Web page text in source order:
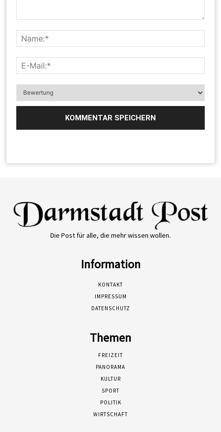
Die Post für alle, die mehr wissen wollen.
Information
KONTAKT
IMPRESSUM
DATENSCHUTZ
Themen
FREIZEIT
PANORAMA
KULTUR
SPORT
POLITIK
WIRTSCHAFT